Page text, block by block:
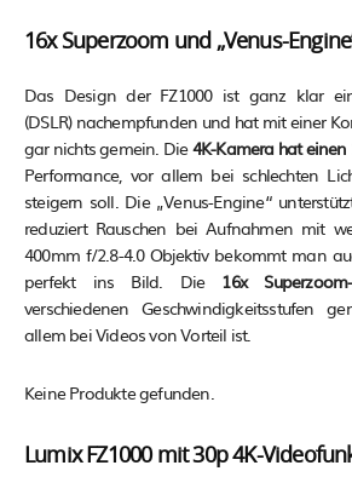
16x Superzoom und „Venus-
Das Design der FZ1000 ist ganz klar
(DSLR) nachempfunden und hat mit einer
gar nichts gemein. Die4K-Kamera hat einen
Performance, vor allem bei schlechten
steigern soll. Die „Venus-Engine“
reduziert Rauschen bei Aufnahmen mit
400mm f/2.8-4.0 Objektiv bekommt man
perfekt ins Bild. Die16x Superzoom-
verschiedenen Geschwindigkeitsstufen
allem bei Videos von Vorteil ist.
Keine Produkte gefunden.
Lumix FZ1000 mit 30p 4K-